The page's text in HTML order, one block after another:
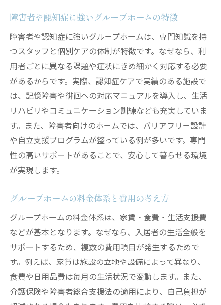
障害者や認知症に強いグループホームの特徴
障害者や認知症に強いグループホームは、専門知識を持
つスタッフと個別ケアの体制が特徴です。なぜなら、利
用者ごとに異なる課題や症状にきめ細かく対応する必要
があるからです。実際、認知症ケアで実績のある施設で
は、記憶障害や徘徊への対応マニュアルを導入し、生活
リハビリやコミュニケーション訓練なども充実していま
す。また、障害者向けのホームでは、バリアフリー設計
や自立支援プログラムが整っている例が多いです。専門
性の高いサポートがあることで、安心して暮らせる環境
が実現します。
グループホームの料金体系と費用の考え方
グループホームの料金体系は、家賃・食費・生活支援費
などが基本となります。なぜなら、入居者の生活全般を
サポートするため、複数の費用項目が発生するためで
す。例えば、家賃は施設の立地や設備によって異なり、
食費や日用品費は毎月の生活状況で変動します。また、
介護保険や障害者総合支援法の適用により、自己負担が